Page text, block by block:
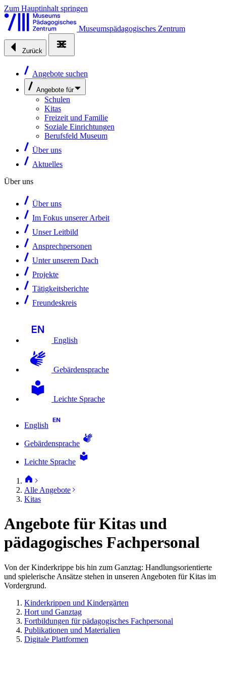
Zum Hauptinhalt springen
Museumspädagogisches Zentrum
Zurück
Angebote suchen
Angebote für
Schulen
Kitas
Freizeit und Familie
Soziale Einrichtungen
Berufsfeld Museum
Über uns
Aktuelles
Über uns
Über uns
Im Fokus unserer Arbeit
Unser Leitbild
Ansprechpersonen
Unter unserem Dach
Projekte
Tätigkeitsberichte
Freundeskreis
English
Gebärdensprache
Leichte Sprache
English
Gebärdensprache
Leichte Sprache
Alle Angebote
Kitas
Angebote für Kitas und
pädagogisches Fachpersonal
Von der Kinderkrippe bis hin zum Ganztag: Handlungsorientierte
und spielerische Ansätze stehen in unseren Angeboten für Kitas im
Vordergrund.
Kinderkrippen und Kindergärten
Hort und Ganztag
Fortbildungen für pädagogisches Fachpersonal
Publikationen und Materialien
Digitale Plattformen